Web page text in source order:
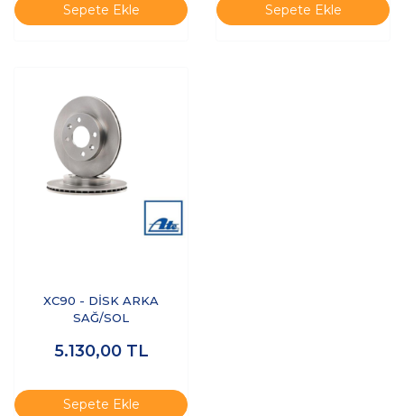
Sepete Ekle Sepete Ekle
XC90 - DİSK ARKA
SAĞ/SOL
5.130,00 TL
Sepete Ekle